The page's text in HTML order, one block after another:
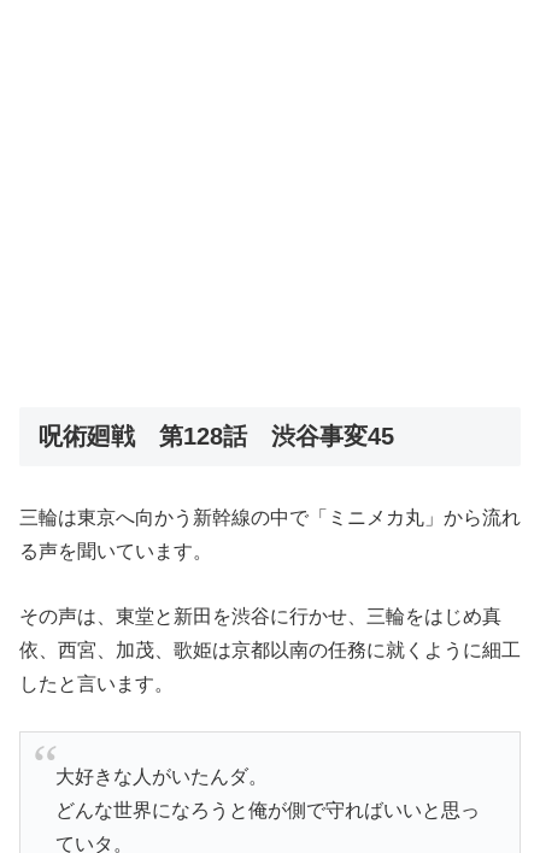
呪術廻戦 第128話 渋谷事変45
三輪は東京へ向かう新幹線の中で「ミニメカ丸」から流れ
る声を聞いています。
その声は、東堂と新田を渋谷に行かせ、三輪をはじめ真
依、西宮、加茂、歌姫は京都以南の任務に就くように細工
したと言います。
大好きな人がいたんダ。
どんな世界になろうと俺が側で守ればいいと思っ
ていタ。